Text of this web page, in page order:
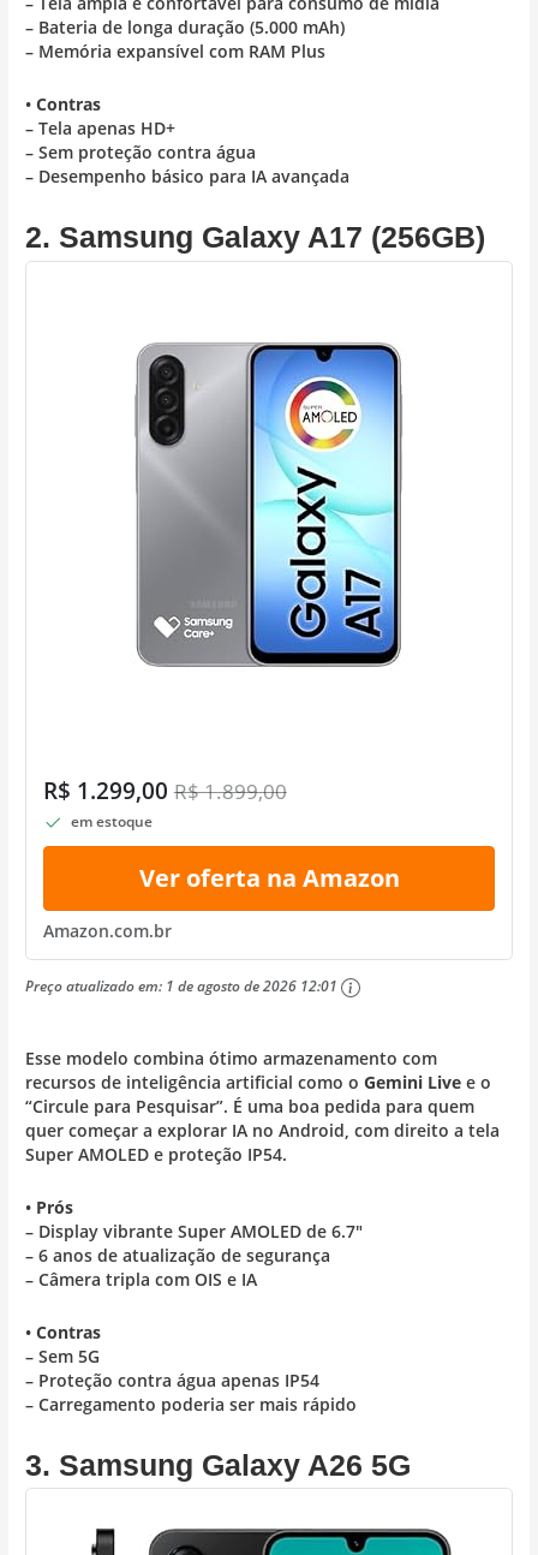
– Bateria de longa duração (5.000 mAh)
– Memória expansível com RAM Plus
•Contras
– Tela apenas HD+
– Sem proteção contra água
– Desempenho básico para IA avançada
2. Samsung Galaxy A17 (256GB)
R$ 1.299,00R$ 1.899,00
em estoque
Ver oferta na Amazon
Amazon.com.br
Preço atualizado em: 1 de agosto de 2026 12:01
Esse modelo combina ótimo armazenamento com
recursos de inteligência artificial como oGemini Live e o
“Circule para Pesquisar”. É uma boa pedida para quem
quer começar a explorar IA no Android, com direito a tela
Super AMOLED e proteção IP54.
• Prós
– Display vibrante Super AMOLED de 6.7″
– 6 anos de atualização de segurança
– Câmera tripla com OIS e IA
•Contras
– Sem 5G
– Proteção contra água apenas IP54
– Carregamento poderia ser mais rápido
3. Samsung Galaxy A26 5G